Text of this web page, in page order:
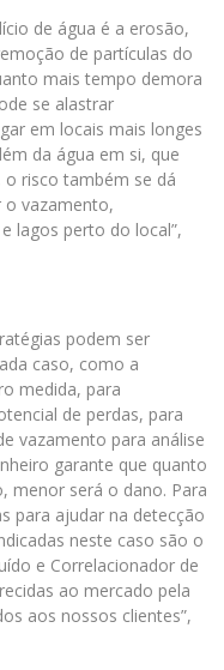
de água é a erosão,
de partículas do
mais tempo demora
se alastrar
em locais mais longes
da água em si, que
risco também se dá
o vazamento,
lagos perto do local”,
podem ser
caso, como a
medida, para
de perdas, para
vazamento para análise
garante que quanto
menor será o dano. Para
para ajudar na detecção
neste caso são o
e Correlacionador de
ao mercado pela
aos nossos clientes”,